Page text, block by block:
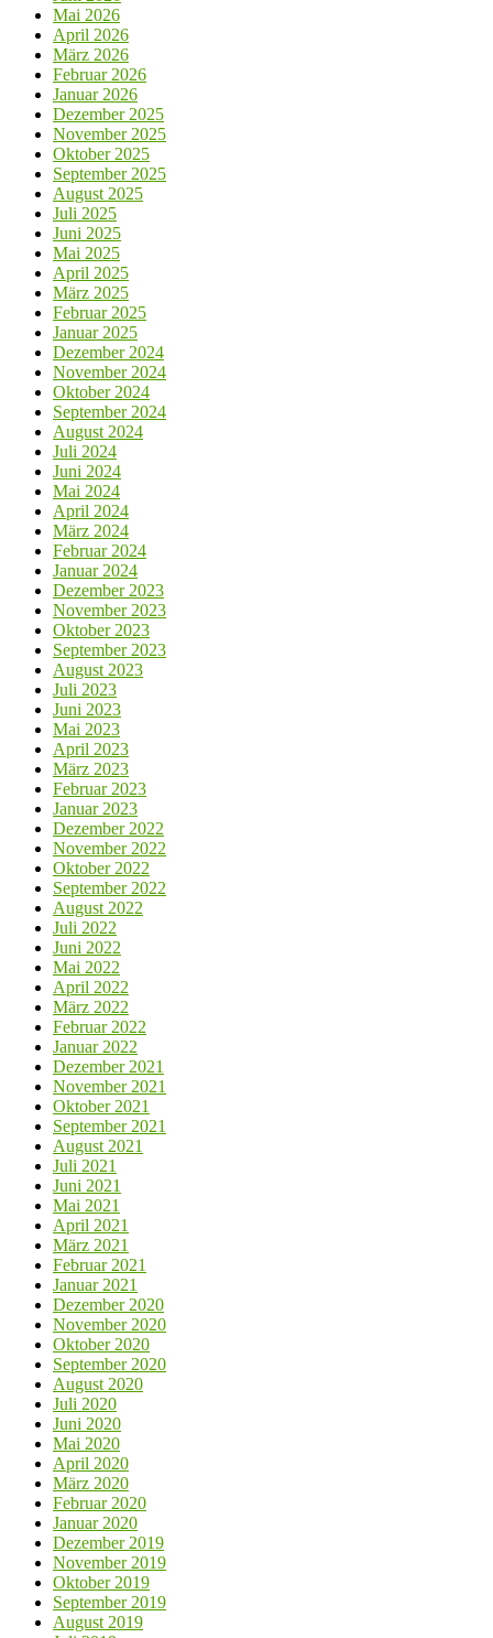
Mai 2026
April 2026
März 2026
Februar 2026
Januar 2026
Dezember 2025
November 2025
Oktober 2025
September 2025
August 2025
Juli 2025
Juni 2025
Mai 2025
April 2025
März 2025
Februar 2025
Januar 2025
Dezember 2024
November 2024
Oktober 2024
September 2024
August 2024
Juli 2024
Juni 2024
Mai 2024
April 2024
März 2024
Februar 2024
Januar 2024
Dezember 2023
November 2023
Oktober 2023
September 2023
August 2023
Juli 2023
Juni 2023
Mai 2023
April 2023
März 2023
Februar 2023
Januar 2023
Dezember 2022
November 2022
Oktober 2022
September 2022
August 2022
Juli 2022
Juni 2022
Mai 2022
April 2022
März 2022
Februar 2022
Januar 2022
Dezember 2021
November 2021
Oktober 2021
September 2021
August 2021
Juli 2021
Juni 2021
Mai 2021
April 2021
März 2021
Februar 2021
Januar 2021
Dezember 2020
November 2020
Oktober 2020
September 2020
August 2020
Juli 2020
Juni 2020
Mai 2020
April 2020
März 2020
Februar 2020
Januar 2020
Dezember 2019
November 2019
Oktober 2019
September 2019
August 2019